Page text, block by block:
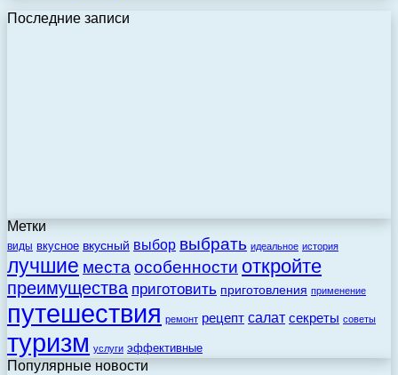
Последние записи
Метки
виды вкусное вкусный выбор выбрать идеальное история
лучшие места особенности откройте
преимущества приготовить приготовления применение
путешествия ремонт рецепт салат секреты советы
туризм услуги эффективные
Популярные новости